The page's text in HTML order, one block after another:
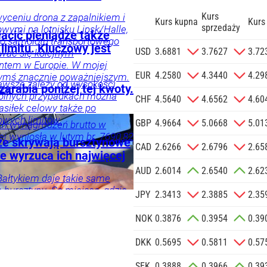
na
na podany
o.o. w imieniu
zlecenie jej
SIĘ
drona z zapalnikiem i
na lotnisku Lipsk/Halle,
samolotu transportowego
się kolejnym
w Europie. W mojej
znacznie poważniejszym.
pieniądze także
Kluczowy jest
zależy od wysokości
przypadkach można
celowy także po
limitów.
poniżej tej kwoty.
wynagrodzeń brutto w
wyniosła w lutym br. 7690,82
skrywają bursztynowe
wyrzuca ich najwięcej
daje takie same
bursztynu. Są miejsca, gdzie
Kurs kupna Kurs
sprzedaży
USD 3.6881 3.7627
EUR 4.2580 4.3440
CHF 4.5640 4.6562
GBP 4.9664 5.0668
CAD 2.6266 2.6796
AUD 2.6014 2.6540
JPY 2.3413 2.3885
NOK 0.3876 0.3954
DKK 0.5695 0.5811